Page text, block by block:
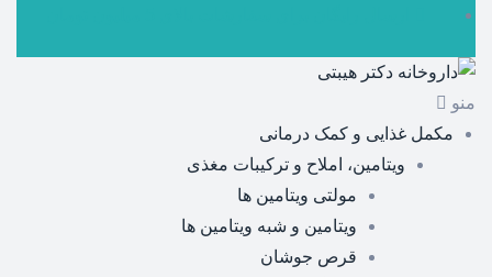
منو
مکمل غذایی و کمک درمانی
ویتامین، املاح و ترکیبات مغذی
مولتی ویتامین ها
ویتامین و شبه ویتامین ها
قرص جوشان